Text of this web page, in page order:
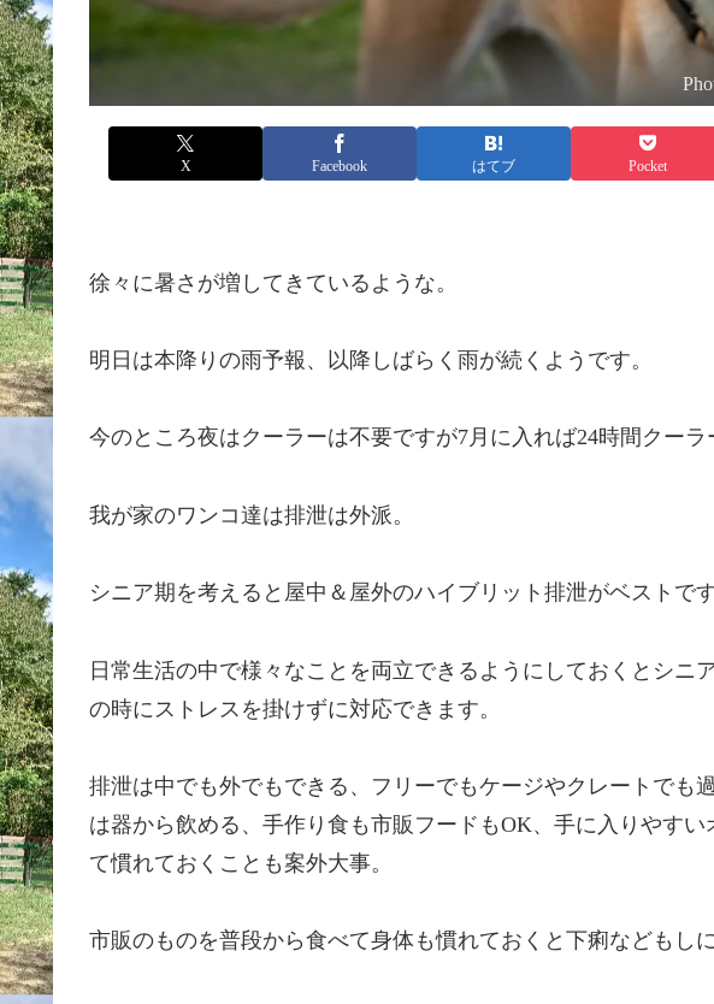
X Facebook はてブ Pocket
徐々に暑さが増してきているような。
明日は本降りの雨予報、以降しばらく雨が続くようです。
今のところ夜はクーラーは不要ですが7月に入れば24時間クーラ
我が家のワンコ達は排泄は外派。
シニア期を考えると屋中＆屋外のハイブリット排泄がベストで
日常生活の中で様々なことを両立できるようにしておくとシニ
の時にストレスを掛けずに対応できます。
排泄は中でも外でもできる、フリーでもケージやクレートでも
は器から飲める、手作り食も市販フードもOK、手に入りやす
て慣れておくことも案外大事。
市販のものを普段から食べて身体も慣れておくと下痢などもし